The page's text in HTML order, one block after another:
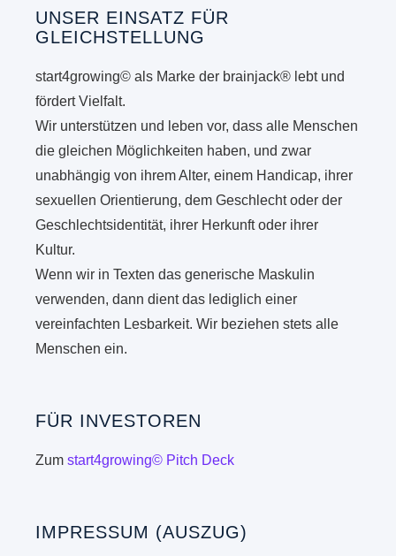
UNSER EINSATZ FÜR
GLEICHSTELLUNG
start4growing© als Marke der brainjack® lebt und
fördert Vielfalt.
Wir unterstützen und leben vor, dass alle Menschen
die gleichen Möglichkeiten haben, und zwar
unabhängig von ihrem Alter, einem Handicap, ihrer
sexuellen Orientierung, dem Geschlecht oder der
Geschlechtsidentität, ihrer Herkunft oder ihrer
Kultur.
Wenn wir in Texten das generische Maskulin
verwenden, dann dient das lediglich einer
vereinfachten Lesbarkeit. Wir beziehen stets alle
Menschen ein.
FÜR INVESTOREN
Zumstart4growing© Pitch Deck
IMPRESSUM (AUSZUG)